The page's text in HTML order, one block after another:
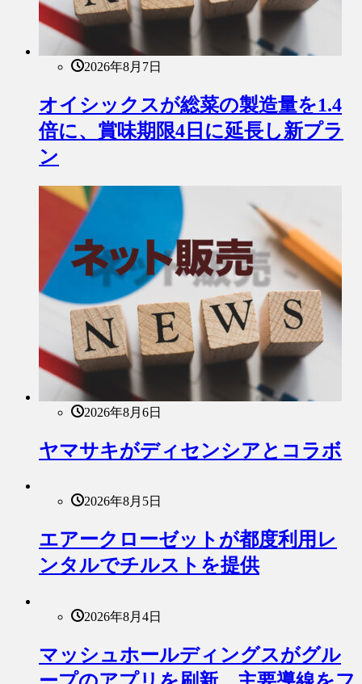
2026年8月7日
オイシックスが総菜の製造量を1.4
倍に、賞味期限4日に延長し新プラ
ン
2026年8月6日
ヤマサキがディセンシアとコラボ
2026年8月5日
エアークローゼットが都度利用レ
ンタルでチルストを提供
2026年8月4日
マッシュホールディングスがグル